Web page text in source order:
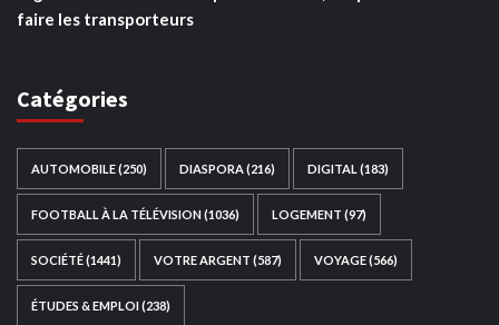
faire les transporteurs
Catégories
AUTOMOBILE(250) DIASPORA (216) DIGITAL (183)
FOOTBALL À LA TÉLÉVISION(1036) LOGEMENT (97)
SOCIÉTÉ(1441) VOTRE ARGENT (587) VOYAGE(566)
ÉTUDES & EMPLOI(238)